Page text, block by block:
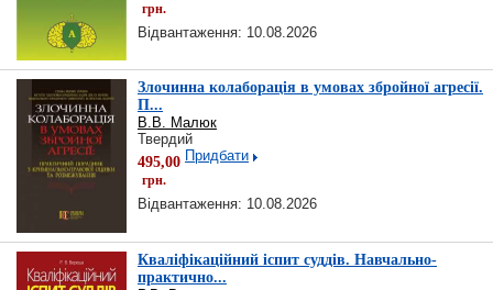
грн.
Відвантаження: 10.08.2026
Злочинна колаборація в умовах збройної агресії.
П...
В.В. Малюк
Твердий
495,00
грн.
Придбати
Відвантаження: 10.08.2026
Кваліфікаційний іспит суддів. Навчально-
практично...